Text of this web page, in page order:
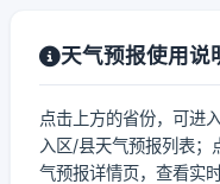
天气预报使用说
点击上方的省份，可进
入区/县天气预报列表；
气预报详情页，查看实